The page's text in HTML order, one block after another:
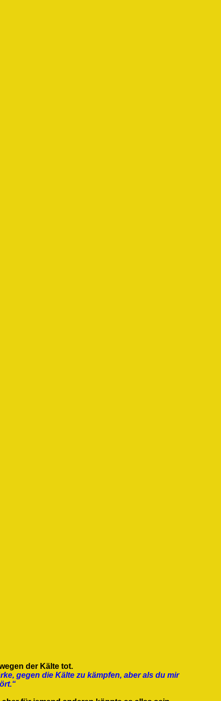
der Kälte tot.
gegen die Kälte zu kämpfen, aber als du mir